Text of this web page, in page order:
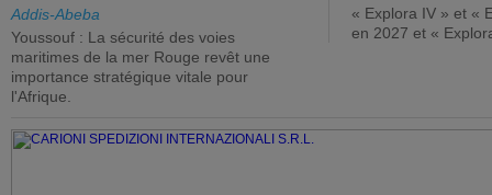
Addis-Abeba
Youssouf : La sécurité des voies
maritimes de la mer Rouge revêt une
importance stratégique vitale pour
l'Afrique.
« Explora IV » et «
en 2027 et «